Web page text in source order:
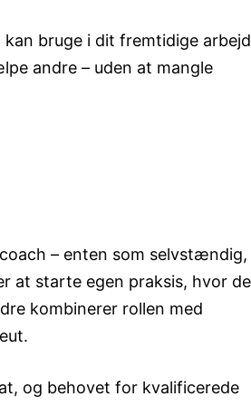
bruge i dit fremtidige
andre – uden at mangle
– enten som selvstændig,
at starte egen praksis, hvor de
kombinerer rollen med
og behovet for kvalificerede